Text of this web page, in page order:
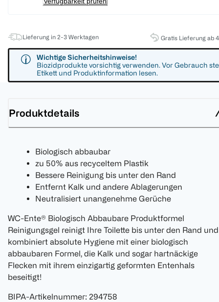
Lieferung in 2-3 Werktagen Gratis Lieferung ab
Wichtige Sicherheitshinweise!
Biozidprodukte vorsichtig verwenden. Vor Gebrauch
Etikett und Produktinformation lesen.
Produktdetails
Biologisch abbaubar
zu 50% aus recyceltem Plastik
Bessere Reinigung bis unter den Rand
Entfernt Kalk und andere Ablagerungen
Neutralisiert unangenehme Gerüche
WC-Ente® Biologisch Abbaubare Produktformel
Reinigungsgel reinigt Ihre Toilette bis unter den Rand und
kombiniert absolute Hygiene mit einer biologisch
abbaubaren Formel, die Kalk und sogar hartnäckige
Flecken mit ihrem einzigartig geformten Entenhals
beseitigt!
BIPA-Artikelnummer: 294758